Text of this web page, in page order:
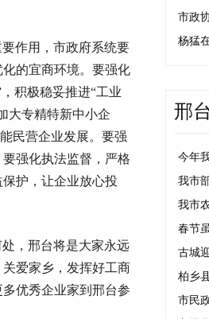
作用，市政府系统要
的宜商环境。要强化
积极稳妥推进“工业
大专精特新中小企
民营企业发展。要强
强化执法监督，严格
护，让企业放心投
，邢台将是大家永远
爱家乡，发挥好工商
优秀企业家到邢台参
市政
杨猛
邢
今年
我市
我市
春节
古城
柏乡
市民